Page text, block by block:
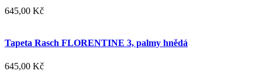
645,00 Kč
Tapeta Rasch FLORENTINE 3, palmy hnědá
645,00 Kč